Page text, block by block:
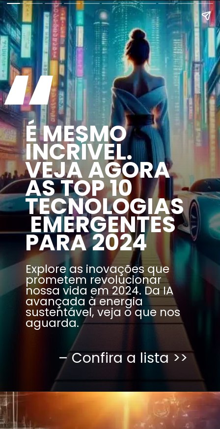
“
– Confira a lista >>
É MESMO
INCRÍVEL.
VEJA AGORA
AS TOP 10
TECNOLOGIAS
EMERGENTES
PARA 2024
Explore as inovações que
prometem revolucionar
nossa vida em 2024. Da IA
avançada à energia
sustentável, veja o que nos
aguarda.